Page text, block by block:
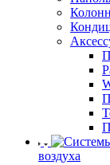
воздуха